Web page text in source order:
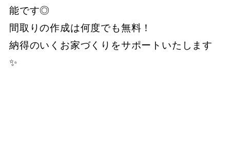
能です◎
間取りの作成は何度でも無料！
納得のいくお家づくりをサポートいたします
✨